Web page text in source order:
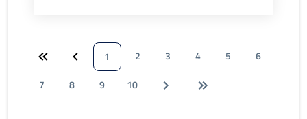
1 2 3 4 5
6
7
8 9 10